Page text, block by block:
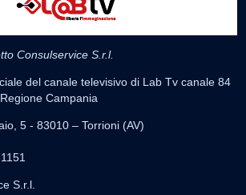
Consulservice S.r.l.
del canale televisivo di Lab Tv canale 84
Campania
5 - 83010 – Torrioni (AV)
S.r.l.